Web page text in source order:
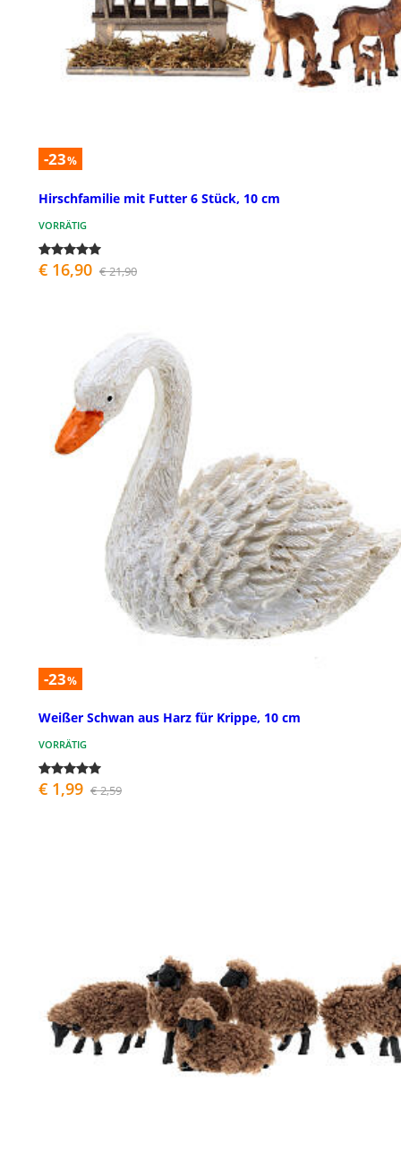
-23%
Hirschfamilie mit Futter 6 Stück, 10 cm
VORRÄTIG
€ 16,90 € 21,90
-23%
Weißer Schwan aus Harz für Krippe, 10 cm
VORRÄTIG
€ 1,99 € 2,59